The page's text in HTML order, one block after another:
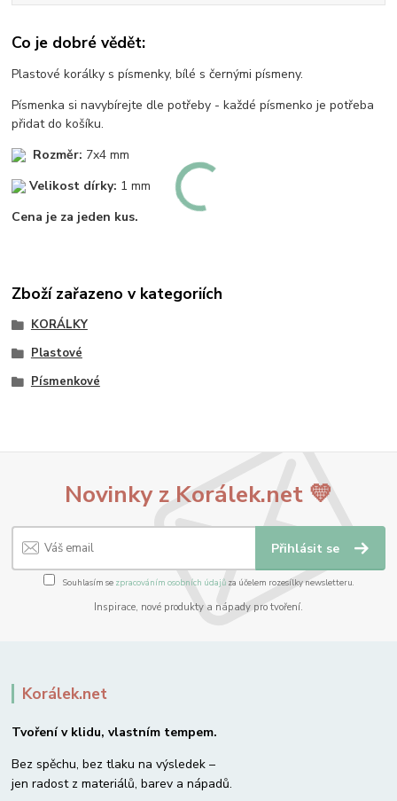
Co je dobré vědět:
Plastové korálky s písmenky, bílé s černými písmeny.
Písmenka si navybírejte dle potřeby - každé písmenko je potřeba
přidat do košíku.
Rozměr: 7x4 mm
Velikost dírky: 1 mm
Cena je za jeden kus.
Zboží zařazeno v kategoriích
KORÁLKY
Plastové
Písmenkové
Novinky z Korálek.net 💛
Přihlásit se
Souhlasím se zpracováním osobních údajůza účelem rozesílky newsletteru.
Inspirace, nové produkty a nápady pro tvoření.
Korálek.net
Tvoření v klidu, vlastním tempem.
Bez spěchu, bez tlaku na výsledek –
jen radost z materiálů, barev a nápadů.